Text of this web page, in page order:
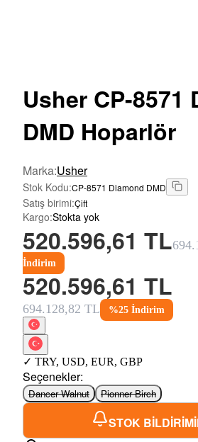
Usher CP-8571
DMD Hoparlör
Marka:Usher
Stok Kodu:CP-8571 Diamond DMD
Satış birimi:Çift
Kargo:Stokta yok
520.596,61 TL
İndirim
520.596,61 TL
694.128,82 TL %25 İndirim
✓ TRY, USD, EUR, GBP
Seçenekler:
Dancer Walnut Pionner Birch
STOK